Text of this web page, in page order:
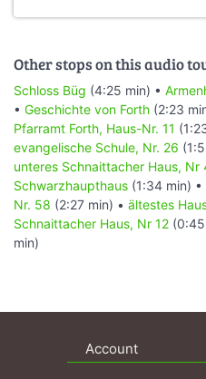
Other stops on this audio
Schloss Büg (4:25 min) •
• Geschichte von Forth (2:23
Pfarramt Forth, Haus-Nr. 11
evangelische Schule, Nr. 26
unteres Schnaittacher Haus, Nr
Schwarzhaupthaus (1:34 min) •
Nr. 58 (2:27 min) • ältestes
Schnaittacher Haus, Nr 12
min)
Account